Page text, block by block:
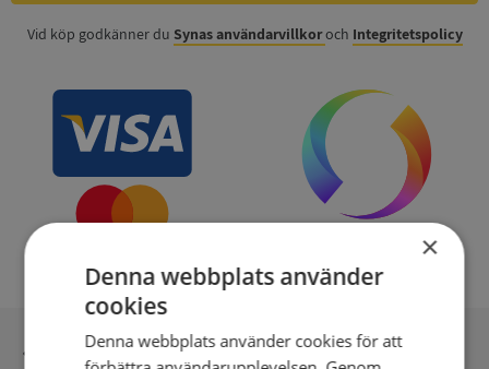
Vid köp godkänner du Synas användarvillkoroch Integritetspolicy
Inga kopior till omfrågad
×
Denna webbplats använder
cookies
Denna webbplats använder cookies för att